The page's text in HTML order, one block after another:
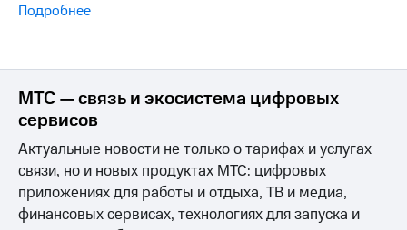
Выберите
ТВ
с выгодным
Интернет,
ТВ и телефон
для дома
Мой
Premium
Подписка
на гигабайты
фильмы,
музыка
и многое
другое
Подробнее
МТС — связь и экосистема цифровых
сервисов
Актуальные новости не только о тарифах и услугах
связи, но и новых продуктах МТС: цифровых
приложениях для работы и отдыха, ТВ и медиа,
финансовых сервисах, технологиях для запуска и